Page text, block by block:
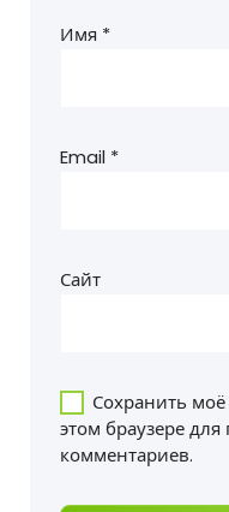
Имя *
Email *
Сайт
Сохранить
этом браузере
комментариев.